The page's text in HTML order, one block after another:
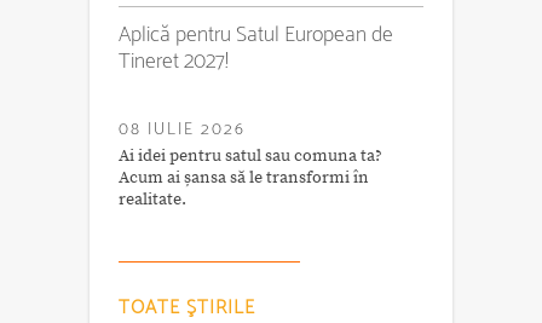
Aplică pentru Satul European de
Tineret 2027!
08 IULIE 2026
Ai idei pentru satul sau comuna ta?
Acum ai șansa să le transformi în
realitate.
TOATE ŞTIRILE